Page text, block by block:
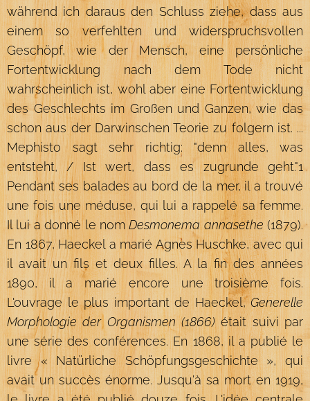
während ich daraus den Schluss ziehe, dass aus
einem so verfehlten und widerspruchsvollen
Geschöpf, wie der Mensch, eine persönliche
Fortentwicklung nach dem Tode nicht
wahrscheinlich ist, wohl aber eine Fortentwicklung
des Geschlechts im Großen und Ganzen, wie das
schon aus der Darwinschen Teorie zu folgern ist. ...
Mephisto sagt sehr richtig: "denn alles, was
entsteht, / Ist wert, dass es zugrunde geht."1
Pendant ses balades au bord de la mer, il a trouvé
une fois une méduse, qui lui a rappelé sa femme.
Il lui a donné le nomDesmonema annasethe(1879).
En 1867, Haeckel a marié Agnes Huschke, avec qui
il avait un fils et deux filles. A la fin des années
1890, il a marié encore une troisième fois.
L'ouvrage le plus important de Haeckel,Generelle
Morphologie der Organismen (1866)était suivi par
une série des conférences. En 1868, il a publié le
livre « Natürliche Schöpfungsgeschichte », qui
avait un succès énorme. Jusqu'à sa mort en 1919,